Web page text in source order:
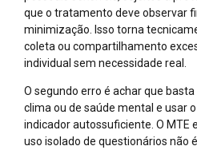
que o tratamento deve observar
minimização. Isso torna
coleta ou compartilhamento
individual sem necessidade real.
O segundo erro é achar que
clima ou de saúde mental e usar
indicador autossuficiente. O MTE
uso isolado de questionários não